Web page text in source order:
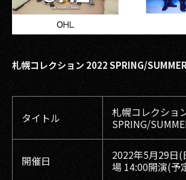
札幌コレクション 2022 SPRING/
タイトル
札幌コレクショ
SPRING/
開催日
2022年5月29
場 14:00開演(予